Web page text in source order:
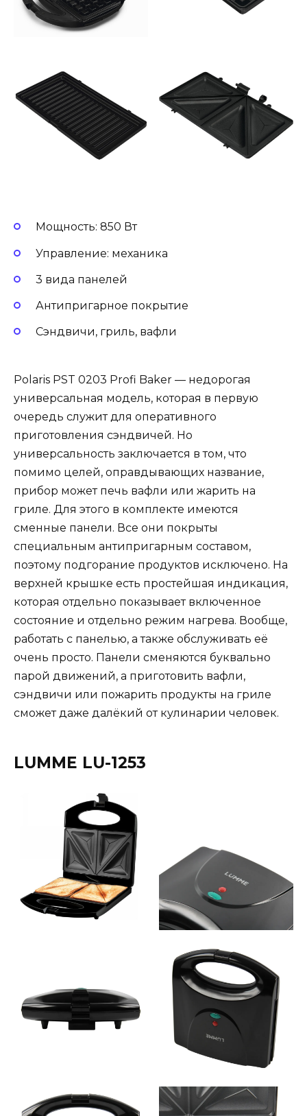
Мощность: 850 Вт
Управление: механика
3 вида панелей
Антипригарное покрытие
Сэндвичи, гриль, вафли
Polaris PST 0203 Profi Baker — недорогая
универсальная модель, которая в первую
очередь служит для оперативного
приготовления сэндвичей. Но
универсальность заключается в том, что
помимо целей, оправдывающих название,
прибор может печь вафли или жарить на
гриле. Для этого в комплекте имеются
сменные панели. Все они покрыты
специальным антипригарным составом,
поэтому подгорание продуктов исключено. На
верхней крышке есть простейшая индикация,
которая отдельно показывает включенное
состояние и отдельно режим нагрева. Вообще,
работать с панелью, а также обслуживать её
очень просто. Панели сменяются буквально
парой движений, а приготовить вафли,
сэндвичи или пожарить продукты на гриле
сможет даже далёкий от кулинарии человек.
LUMME LU-1253